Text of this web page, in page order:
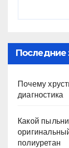
Последние
Почему
диагностика
Какой
полиуретан